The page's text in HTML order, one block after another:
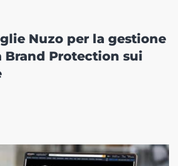
Nuzo per la gestione
Brand Protection sui